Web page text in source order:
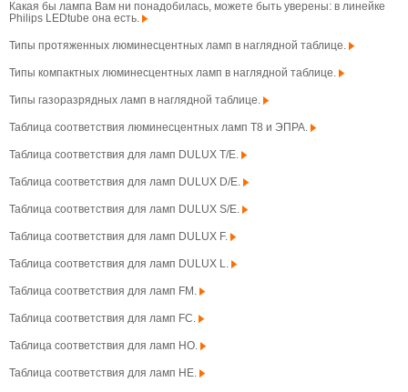
Какая бы лампа Вам ни понадобилась, можете быть уверены: в линейке
Philips LEDtube она есть.
Типы протяженных люминесцентных ламп в наглядной таблице.
Типы компактных люминесцентных ламп в наглядной таблице.
Типы газоразрядных ламп в наглядной таблице.
Таблица соответствия люминесцентных ламп T8 и ЭПРА.
Таблица соответствия для ламп DULUX T/E.
Таблица соответствия для ламп DULUX D/E.
Таблица соответствия для ламп DULUX S/E.
Таблица соответствия для ламп DULUX F.
Таблица соответствия для ламп DULUX L.
Таблица соответствия для ламп FM.
Таблица соответствия для ламп FC.
Таблица соответствия для ламп HO.
Таблица соответствия для ламп HE.